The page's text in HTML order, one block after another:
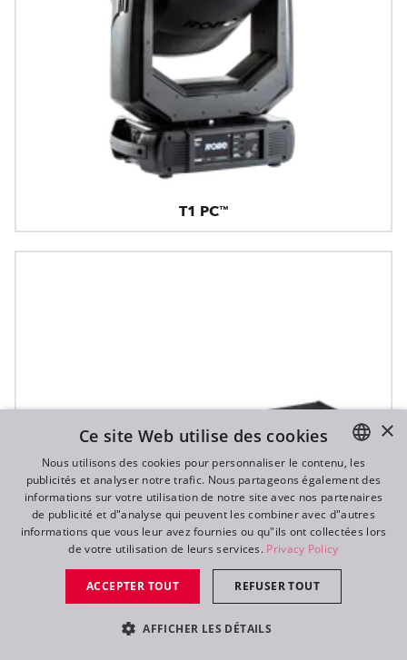
T1 PC™
ENGLISH
DE
RU
×
Ce site Web utilise des cookies
Nous utilisons des cookies pour personnaliser le contenu, les
publicités et analyser notre trafic. Nous partageons également des
informations sur votre utilisation de notre site avec nos partenaires
de publicité et d"analyse qui peuvent les combiner avec d"autres
informations que vous leur avez fournies ou qu"ils ont collectées lors
de votre utilisation de leurs services. Privacy Policy
ACCEPTER TOUT REFUSER TOUT
AFFICHER LES DÉTAILS